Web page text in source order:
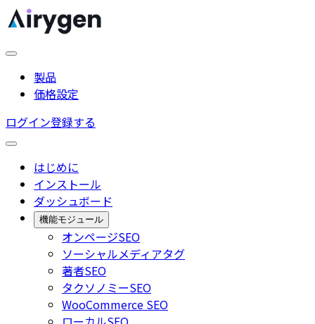
製品
価格設定
ログイン登録する
はじめに
インストール
ダッシュボード
機能モジュール
オンページSEO
ソーシャルメディアタグ
著者SEO
タクソノミーSEO
WooCommerce SEO